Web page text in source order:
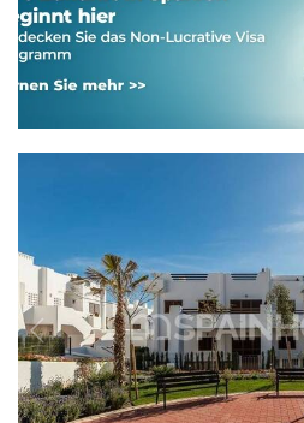
LEI-0001
Lichtdurchflutete
großzügigen Terrassen in